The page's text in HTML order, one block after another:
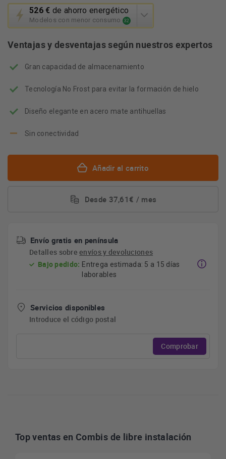
526 € de ahorro energético
Modelos con menor consumo 32
Esta
acción
abrirá
herramienta
ahorro
Youreko.
Ventajas y desventajas según nuestros expertos
Gran capacidad de almacenamiento
Tecnología No Frost para evitar la formación de hielo
Diseño elegante en acero mate antihuellas
Sin conectividad
Añadir al carrito
Desde 37,61€ / mes
Envío gratis en península
Detalles sobreenvíos y devoluciones
Bajo pedido: Entrega estimada: 5 a 15 días
laborables
Servicios disponibles
Introduce el código postal
Comprobar
Top ventas en Combis de libre instalación